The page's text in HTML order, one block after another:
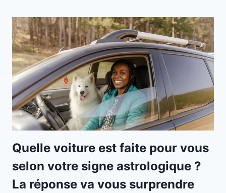
Quelle voiture est faite pour vous
selon votre signe astrologique ?
La réponse va vous surprendre